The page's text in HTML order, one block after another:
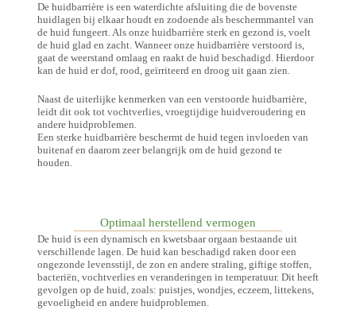
De huidbarrière is een waterdichte afsluiting die de bovenste
huidlagen bij elkaar houdt en zodoende als beschermmantel van
de huid fungeert. Als onze huidbarrière sterk en gezond is, voelt
de huid glad en zacht. Wanneer onze huidbarrière verstoord is,
gaat de weerstand omlaag en raakt de huid beschadigd. Hierdoor
kan de huid er dof, rood, geïrriteerd en droog uit gaan zien.
Naast de uiterlijke kenmerken van een verstoorde huidbarrière,
leidt dit ook tot vochtverlies, vroegtijdige huidveroudering en
andere huidproblemen.
Een sterke huidbarrière beschermt de huid tegen invloeden van
buitenaf en daarom zeer belangrijk om de huid gezond te
houden.
Optimaal herstellend vermogen
De huid is een dynamisch en kwetsbaar orgaan bestaande uit
verschillende lagen. De huid kan beschadigd raken door een
ongezonde levensstijl, de zon en andere straling, giftige stoffen,
bacteriën, vochtverlies en veranderingen in temperatuur. Dit heeft
gevolgen op de huid, zoals: puistjes, wondjes, eczeem, littekens,
gevoeligheid en andere huidproblemen.